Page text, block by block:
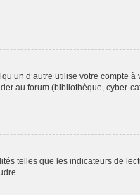
d’autre utilise votre compte à
au forum (bibliothèque, cyber-
telles que les indicateurs de